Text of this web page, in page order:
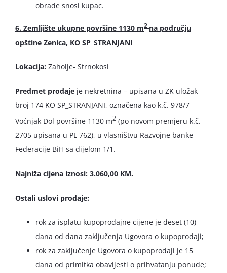
obrade snosi kupac.
6. Zemljište ukupne površine 1130 m2 na području
opštine Zenica, KO SP_STRANJANI
Lokacija: Zaholje- Strnokosi
Predmet prodaje je nekretnina – upisana u ZK uložak
broj 174 KO SP_STRANJANI, označena kao k.č. 978/7
Voćnjak Dol površine 1130 m2 (po novom premjeru k.č.
2705 upisana u PL 762), u vlasništvu Razvojne banke
Federacije BiH sa dijelom 1/1.
Najniža cijena iznosi: 3.060,00 KM.
Ostali uslovi prodaje:
rok za isplatu kupoprodajne cijene je deset (10)
dana od dana zaključenja Ugovora o kupoprodaji;
rok za zaključenje Ugovora o kupoprodaji je 15
dana od primitka obavijesti o prihvatanju ponude;